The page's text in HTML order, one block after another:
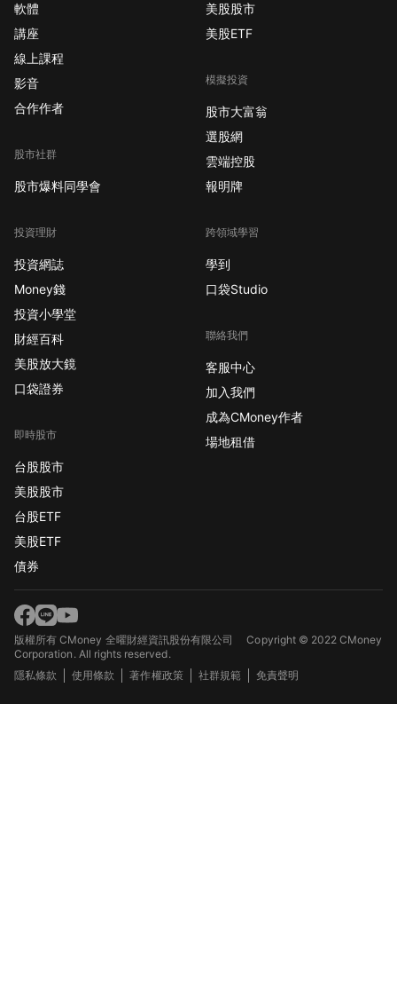
軟體
講座
線上課程
影音
合作作者
股市社群
股市爆料同學會
投資理財
投資網誌
Money錢
投資小學堂
財經百科
美股放大鏡
口袋證券
即時股市
台股股市
美股股市
台股ETF
美股ETF
債券
美股股市
美股ETF
模擬投資
股市大富翁
選股網
雲端控股
報明牌
跨領域學習
學到
口袋Studio
聯絡我們
客服中心
加入我們
成為CMoney作者
場地租借
版權所有 CMoney 全曜財經資訊股份有限公司Copyright © 2022 CMoney
Corporation. All rights reserved.
隱私條款
使用條款 著作權政策 社群規範 免責聲明